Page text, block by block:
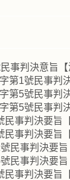
事判決意旨
第1號民事判
第5號民事判
第5號民事判
事判決要旨
民事判決要旨
民事判決要
民事判決要
民事判決要旨